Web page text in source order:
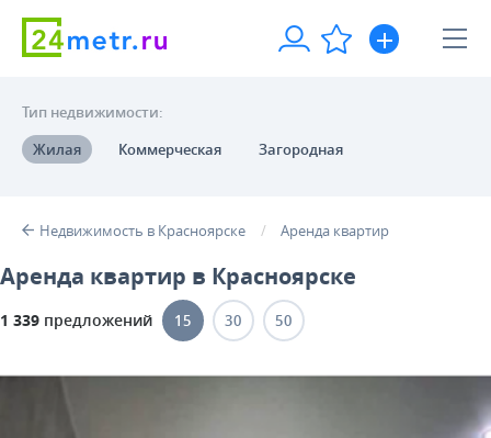
Тип недвижимости:
Жилая
Коммерческая Загородная
Недвижимость в Красноярске Аренда квартир
Аренда квартир в Красноярске
1 339 предложений 15 30 50